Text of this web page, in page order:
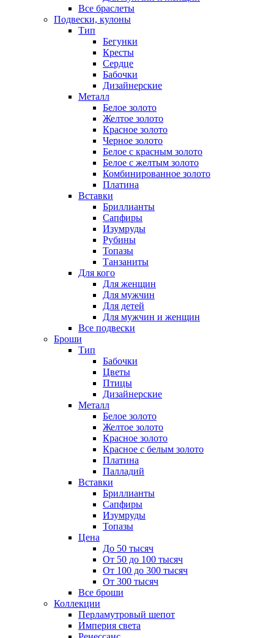
Все браслеты
Подвески, кулоны
Тип
Бегунки
Кресты
Сердце
Бабочки
Дизайнерские
Металл
Белое золото
Желтое золото
Красное золото
Черное золото
Белое с красным золото
Белое с желтым золото
Комбинированное золото
Платина
Вставки
Бриллианты
Сапфиры
Изумруды
Рубины
Топазы
Танзаниты
Для кого
Для женщин
Для мужчин
Для детей
Для мужчин и женщин
Все подвески
Броши
Тип
Бабочки
Цветы
Птицы
Дизайнерские
Металл
Белое золото
Желтое золото
Красное золото
Красное с белым золото
Платина
Палладий
Вставки
Бриллианты
Сапфиры
Изумруды
Топазы
Цена
До 50 тысяч
От 50 до 100 тысяч
От 100 до 300 тысяч
От 300 тысяч
Все броши
Коллекции
Перламутровый шепот
Империя света